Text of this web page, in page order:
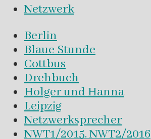
Netzwerk
Berlin
Blaue Stunde
Cottbus
Drehbuch
Holger und Hanna
Leipzig
Netzwerksprecher
NWT1/2015. NWT2/2016